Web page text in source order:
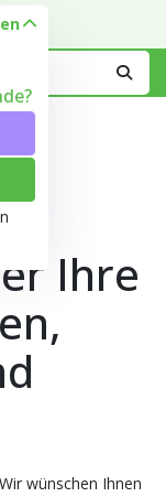
Ihre
wünschen Ihnen